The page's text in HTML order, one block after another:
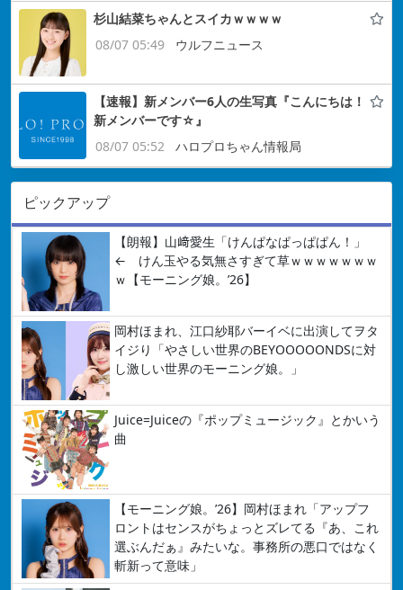
杉山結菜ちゃんとスイカｗｗｗｗ
08/07 05:49
ウルフニュース
【速報】新メンバー6人の生写真『こんにちは！
新メンバーです☆』
08/07 05:52
ハロプロちゃん情報局
ピックアップ
【朗報】山﨑愛生「けんぱなぱっぱぱん！」
← けん玉やる気無さすぎて草ｗｗｗｗｗｗｗ
ｗ【モーニング娘。’26】
岡村ほまれ、江口紗耶バーイベに出演してヲタ
イジり「やさしい世界のBEYOOOOONDSに対
し激しい世界のモーニング娘。」
Juice=Juiceの『ポップミュージック』とかいう
曲
【モーニング娘。’26】岡村ほまれ「アップフ
ロントはセンスがちょっとズレてる『あ、これ
選ぶんだぁ』みたいな。事務所の悪口ではなく
斬新って意味」